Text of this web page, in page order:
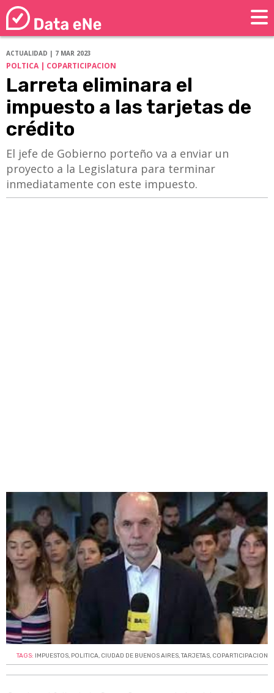
ACTUALIDAD | 7 MAR 2023
POLTICA | COPARTICIPACION
Larreta eliminara el
impuesto a las tarjetas de
crédito
El jefe de Gobierno porteño va a enviar un
proyecto a la Legislatura para terminar
inmediatamente con este impuesto.
TAGS: IMPUESTOS, POLITICA, CIUDAD DE BUENOS AIRES,TARJETAS, COPARTICIPACION